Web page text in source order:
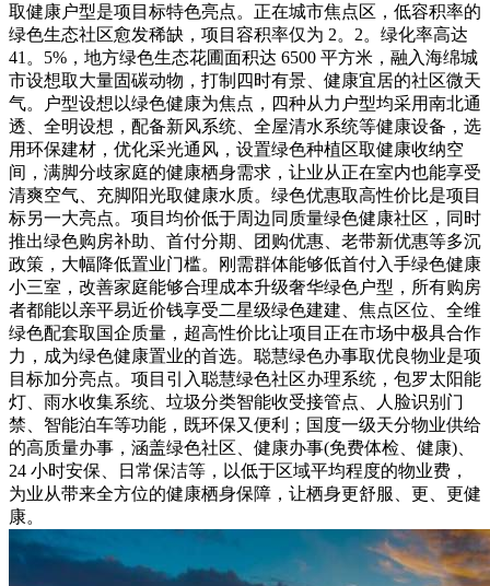
取健康户型是项目标特色亮点。正在城市焦点区，低容积率的
绿色生态社区愈发稀缺，项目容积率仅为 2。2。绿化率高达
41。5%，地方绿色生态花圃面积达 6500 平方米，融入海绵城
市设想取大量固碳动物，打制四时有景、健康宜居的社区微天
气。户型设想以绿色健康为焦点，四种从力户型均采用南北通
透、全明设想，配备新风系统、全屋清水系统等健康设备，选
用环保建材，优化采光通风，设置绿色种植区取健康收纳空
间，满脚分歧家庭的健康栖身需求，让业从正在室内也能享受
清爽空气、充脚阳光取健康水质。绿色优惠取高性价比是项目
标另一大亮点。项目均价低于周边同质量绿色健康社区，同时
推出绿色购房补助、首付分期、团购优惠、老带新优惠等多沉
政策，大幅降低置业门槛。刚需群体能够低首付入手绿色健康
小三室，改善家庭能够合理成本升级奢华绿色户型，所有购房
者都能以亲平易近价钱享受二星级绿色建建、焦点区位、全维
绿色配套取国企质量，超高性价比让项目正在市场中极具合作
力，成为绿色健康置业的首选。聪慧绿色办事取优良物业是项
目标加分亮点。项目引入聪慧绿色社区办理系统，包罗太阳能
灯、雨水收集系统、垃圾分类智能收受接管点、人脸识别门
禁、智能泊车等功能，既环保又便利；国度一级天分物业供给
的高质量办事，涵盖绿色社区、健康办事(免费体检、健康)、
24 小时安保、日常保洁等，以低于区域平均程度的物业费，
为业从带来全方位的健康栖身保障，让栖身更舒服、更、更健
康。